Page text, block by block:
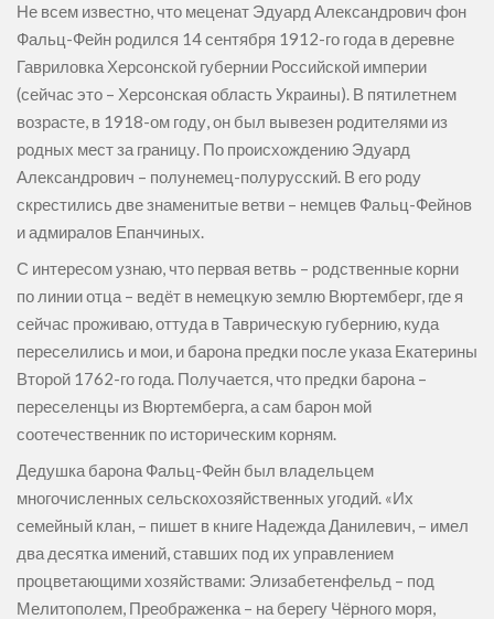
Не всем известно, что меценат Эдуард Александрович фон
Фальц-Фейн родился 14 сентября 1912-го года в деревне
Гавриловка Херсонской губернии Российской империи
(сейчас это – Херсонская область Украины). В пятилетнем
возрасте, в 1918-ом году, он был вывезен родителями из
родных мест за границу. По происхождению Эдуард
Александрович – полунемец-полурусский. В его роду
скрестились две знаменитые ветви – немцев Фальц-Фейнов
и адмиралов Епанчиных.
С интересом узнаю, что первая ветвь – родственные корни
по линии отца – ведёт в немецкую землю Вюртемберг, где я
сейчас проживаю, оттуда в Таврическую губернию, куда
переселились и мои, и барона предки после указа Екатерины
Второй 1762-го года. Получается, что предки барона –
переселенцы из Вюртемберга, а сам барон мой
соотечественник по историческим корням.
Дедушка барона Фальц-Фейн был владельцем
многочисленных сельскохозяйственных угодий. «Их
семейный клан, – пишет в книге Надежда Данилевич, – имел
два десятка имений, ставших под их управлением
процветающими хозяйствами: Элизабетенфельд – под
Мелитополем, Преображенка – на берегу Чёрного моря,